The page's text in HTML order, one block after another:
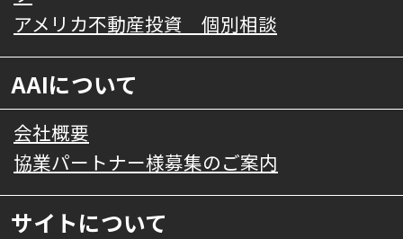
アメリカ不動産投資 個別相談
AAIについて
会社概要
協業パートナー様募集のご案内
サイトについて